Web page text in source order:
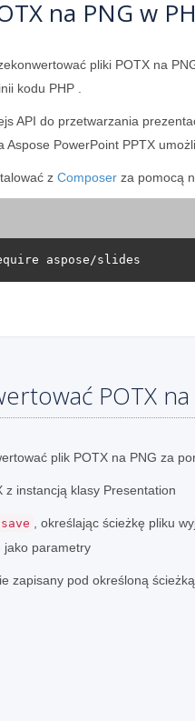
na PNG w
pliki POTX na
kodu PHP .
API do przetwarzania
Aspose PowerPoint PPTX
z Composer za pomocą
aspose/slides
POTX na
plik POTX na PNG za
z instancją klasy Presentation
save
, określając ścieżkę pliku
jako parametry
zapisany pod określoną ścieżką